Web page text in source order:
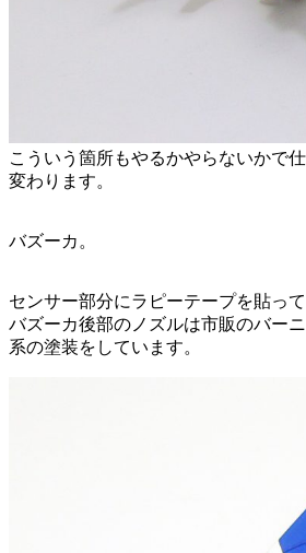
こういう箇所もやるかやらないかで
変わります。
バズーカ。
センサー部分にラピーテープを貼って
バズーカ後部のノズルは市販のバー
系の塗装をしています。